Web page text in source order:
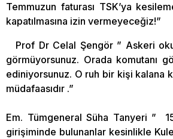
Temmuzun faturası TSK’ya
kapatılmasına izin vermeyeceğiz!”
Prof Dr Celal Şengör ” Askeri
görmüyorsunuz. Orada komutanı
ediniyorsunuz. O ruh bir kişi kalana
müdafaasıdır .”
Em. Tümgeneral Süha Tanyeri ”
girişiminde bulunanlar kesinlikle